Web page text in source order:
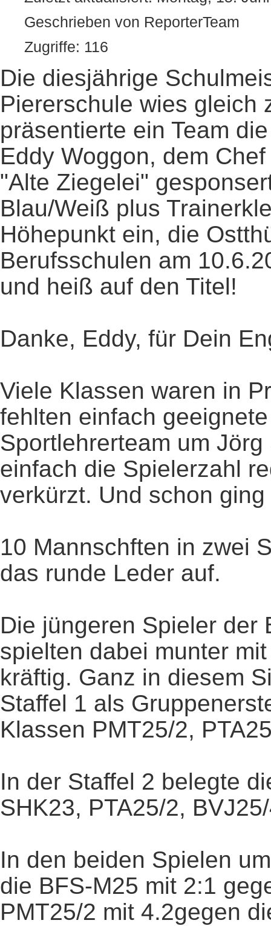
Geschrieben von ReporterTeam
Zugriffe: 116
Die diesjährige
Piererschule wies gleich
präsentierte ein Team
Eddy Woggon, dem
"Alte Ziegelei"
Blau/Weiß plus
Höhepunkt ein, die
Berufsschulen am
und heiß auf den Titel!
Danke, Eddy, für Dein
Viele Klassen waren in
fehlten einfach
Sportlehrerteam um
einfach die Spielerzahl
verkürzt. Und schon
10 Mannschften in zwei
das runde Leder auf.
Die jüngeren Spieler der
spielten dabei munter
kräftig. Ganz in diesem
Staffel 1 als
Klassen PMT25/2,
In der Staffel 2 belegte
SHK23, PTA25/2,
In den beiden Spielen
die BFS-M25 mit 2:1
PMT25/2 mit 4.2gegen